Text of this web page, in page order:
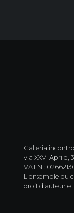
Galleria incontro
via XXVI Aprile,
VAT N :
L'ensemble du
droit d'auteur